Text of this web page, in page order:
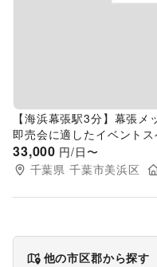
Previous slide
【海浜幕張駅3分】幕張
即売会に適したイベント
33,000 円/日〜
千葉県 千葉市美浜区
他の市区郡から探す